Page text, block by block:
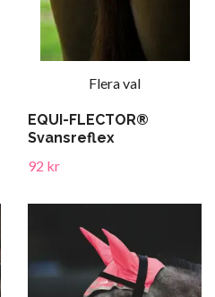
Flera val
EQUI-FLECTOR®
Svansreflex
92 kr